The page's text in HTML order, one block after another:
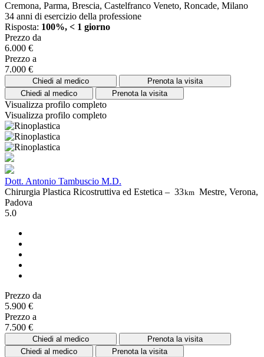
Cremona, Parma, Brescia, Castelfranco Veneto, Roncade, Milano
34 anni di esercizio della professione
Risposta: 100%, < 1 giorno
Prezzo da
6.000 €
Prezzo a
7.000 €
Chiedi al medico
Prenota la visita
Chiedi al medico
Prenota la visita
Visualizza profilo completo
Visualizza profilo completo
Dott. Antonio Tambuscio M.D.
Chirurgia Plastica Ricostruttiva ed Estetica – 33km Mestre, Verona,
Padova
5.0
Prezzo da
5.900 €
Prezzo a
7.500 €
Chiedi al medico
Prenota la visita
Chiedi al medico
Prenota la visita